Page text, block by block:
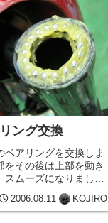
ング交換
ベアリングを交換しま
をその後は上部を動き
スムーズになりまし
2006.08.11 KOJIRO